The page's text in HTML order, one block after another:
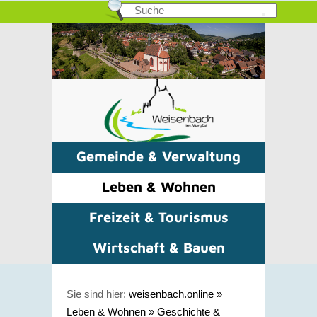
Gemeinde & Verwaltung
Leben & Wohnen
Freizeit & Tourismus
Wirtschaft & Bauen
Sie sind hier: weisenbach.online »
Leben & Wohnen » Geschichte &